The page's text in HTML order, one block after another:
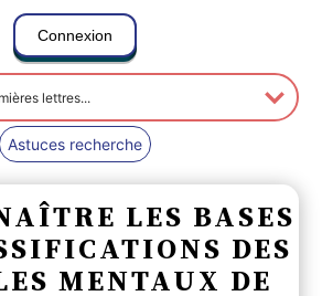
Connexion
Astuces recherche
LES BASES
DES
MENTAUX DE